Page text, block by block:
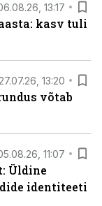
13:17
kasv tuli
27.07.26, 13:20
võtab
11:07
Üldine
identiteeti